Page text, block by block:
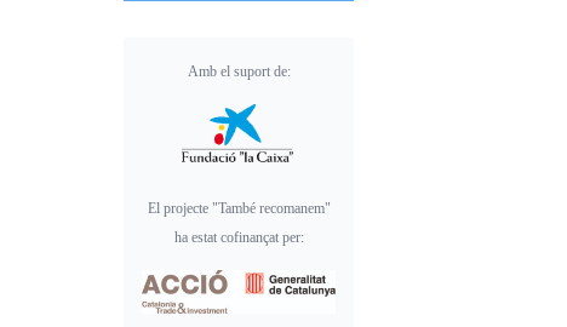
Amb el suport de:
El projecte "També recomanem"
ha estat cofinançat per: